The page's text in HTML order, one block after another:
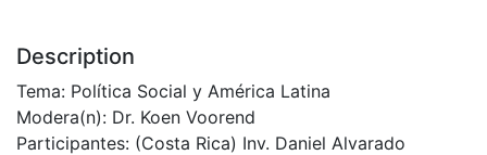
Description
Tema: Política Social y América Latina
Modera(n): Dr. Koen Voorend
Participantes: (Costa Rica) Inv. Daniel Alvarado